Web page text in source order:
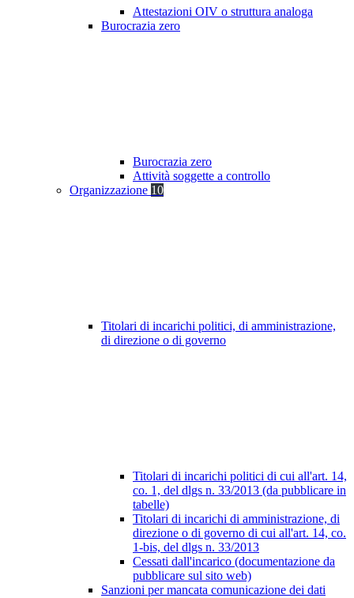
Attestazioni OIV o struttura analoga
Burocrazia zero
Burocrazia zero
Attività soggette a controllo
Organizzazione 10
Titolari di incarichi politici, di amministrazione,
di direzione o di governo
Titolari di incarichi politici di cui all'art. 14,
co. 1, del dlgs n. 33/2013 (da pubblicare in
tabelle)
Titolari di incarichi di amministrazione, di
direzione o di governo di cui all'art. 14, co.
1-bis, del dlgs n. 33/2013
Cessati dall'incarico (documentazione da
pubblicare sul sito web)
Sanzioni per mancata comunicazione dei dati